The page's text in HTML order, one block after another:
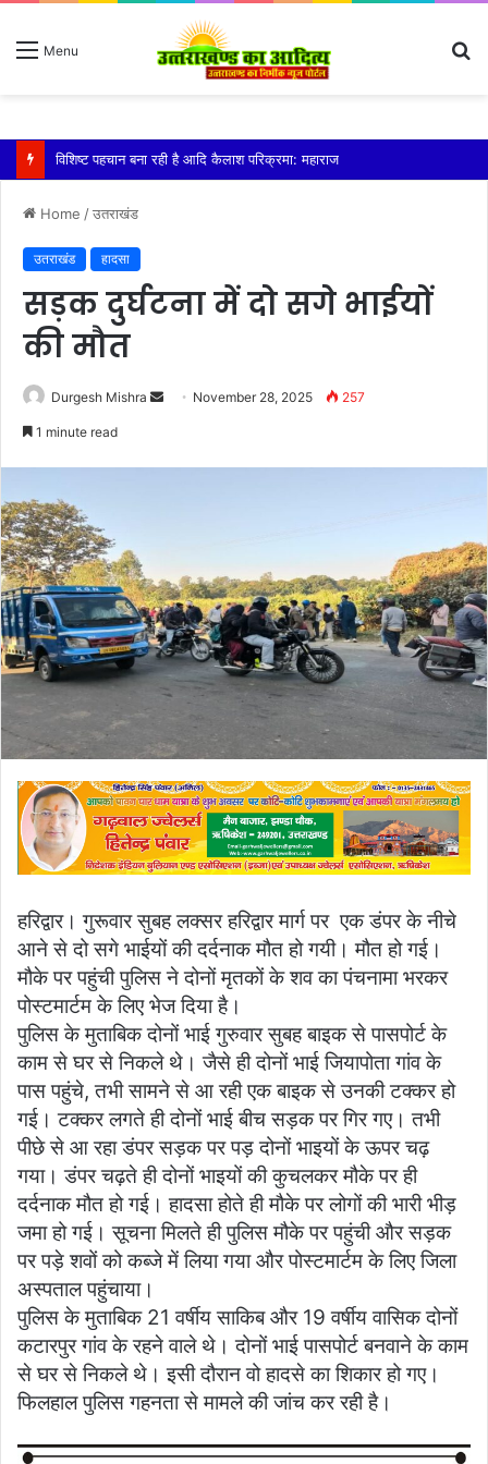
Menu
तेज बारिश से धर्मनगरी हरिद्वार हुई पानी-पानी
Home /उतराखंड
उतराखंड हादसा
सड़क दुर्घटना में दो सगे भाईयों
की मौत
Durgesh Mishra
Send November 28, 2025 257
1 minute read
हरिद्वार। गुरूवार सुबह लक्सर हरिद्वार मार्ग पर एक डंपर के नीचे
आने से दो सगे भाईयों की दर्दनाक मौत हो गयी। मौत हो गई।
मौके पर पहुंची पुलिस ने दोनों मृतकों के शव का पंचनामा भरकर
पोस्टमार्टम के लिए भेज दिया है।
पुलिस के मुताबिक दोनों भाई गुरुवार सुबह बाइक से पासपोर्ट के
काम से घर से निकले थे। जैसे ही दोनों भाई जियापोता गांव के
पास पहुंचे, तभी सामने से आ रही एक बाइक से उनकी टक्कर हो
गई। टक्कर लगते ही दोनों भाई बीच सड़क पर गिर गए। तभी
पीछे से आ रहा डंपर सड़क पर पड़ दोनों भाइयों के ऊपर चढ़
गया। डंपर चढ़ते ही दोनों भाइयों की कुचलकर मौके पर ही
दर्दनाक मौत हो गई। हादसा होते ही मौके पर लोगों की भारी भीड़
जमा हो गई। सूचना मिलते ही पुलिस मौके पर पहुंची और सड़क
पर पड़े शवों को कब्जे में लिया गया और पोस्टमार्टम के लिए जिला
अस्पताल पहुंचाया।
पुलिस के मुताबिक 21 वर्षीय साकिब और 19 वर्षीय वासिक दोनों
कटारपुर गांव के रहने वाले थे। दोनों भाई पासपोर्ट बनवाने के काम
से घर से निकले थे। इसी दौरान वो हादसे का शिकार हो गए।
फिलहाल पुलिस गहनता से मामले की जांच कर रही है।